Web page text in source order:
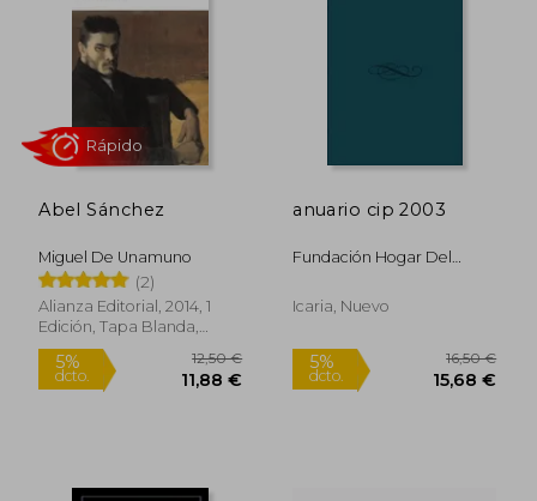
Rápido
Abel Sánchez
Miguel De Unamuno
(2)
Alianza Editorial, 2014, 1
Edición, Tapa Blanda,
Nuevo
anuario cip 2003
Fundación Hogar Del
Investigación Para La Paz
Icaria, Nuevo